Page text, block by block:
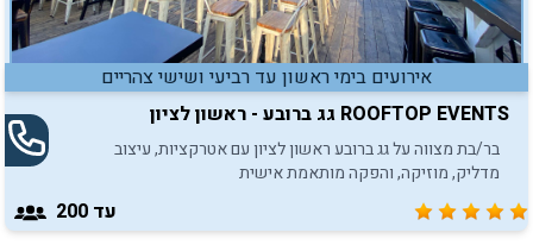
אירועים בימי ראשון עד רביעי ושישי צהריים
ROOFTOP EVENTS גג ברובע - ראשון לציון
בר/בת מצווה על גג ברובע ראשון לציון עם אטרקציות, עיצוב
מדליק, מוזיקה, והפקה מותאמת אישית
עד 200